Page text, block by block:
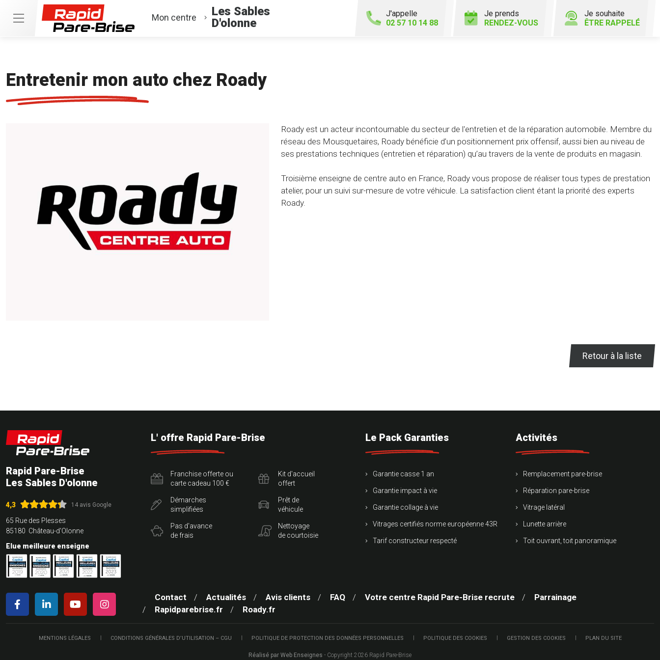
Mon centre
Les Sables
D'olonne
J'appelle
02 57 10 14 88
Je prends
RENDEZ-VOUS
Je souhaite
ÊTRE RAPPELÉ
Entretenir mon auto chez Roady
Roady est un acteur incontournable du secteur de l'entretien et de la réparation automobile. Membre du
réseau des Mousquetaires, Roady bénéficie d’un positionnement prix offensif, aussi bien au niveau de
ses prestations techniques (entretien et réparation) qu’au travers de la vente de produits en magasin.
Troisième enseigne de centre auto en France, Roady vous propose de réaliser tous types de prestation
atelier, pour un suivi sur-mesure de votre véhicule. La satisfaction client étant la priorité des experts
Roady.
Retour à la liste
Rapid Pare-Brise
Les Sables D'olonne
4,3 14 avis Google
65 Rue des Plesses
85180 Château-d'Olonne
Elue meilleure enseigne
L' offre Rapid Pare-Brise
Franchise offerte ou
carte cadeau 100 €
Démarches
simplifiées
Pas d'avance
de frais
Kit d'accueil
offert
Prêt de
véhicule
Nettoyage
de courtoisie
Le Pack Garanties
Garantie casse 1 an
Garantie impact à vie
Garantie collage à vie
Vitrages certifiés norme européenne 43R
Tarif constructeur respecté
Activités
Remplacement pare-brise
Réparation pare-brise
Vitrage latéral
Lunette arrière
Toit ouvrant, toit panoramique
Contact Actualités Avis clients FAQ Votre centre Rapid Pare-Brise recrute
Parrainage
Rapidparebrise.fr
Roady.fr
MENTIONS LÉGALES CONDITIONS GÉNÉRALES D’UTILISATION – CGU POLITIQUE DE PROTECTION DES DONNÉES PERSONNELLES POLITIQUE DES COOKIES GESTION DES COOKIES PLAN DU SITE
Réalisé par Web Enseignes - Copyright 2026 Rapid Pare-Brise